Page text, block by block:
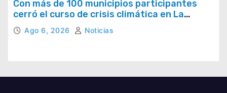
Con más de 100 municipios participantes
cerró el curso de crisis climática en La
Provincia
Ago 6, 2026 Noticias